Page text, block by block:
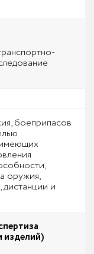
боеприпасов
имеющих
оружия,
дистанции и
изделий)